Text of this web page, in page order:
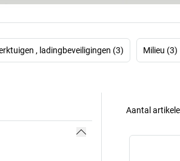
, ladingbeveiligingen (3) Milieu (3)
Aantal